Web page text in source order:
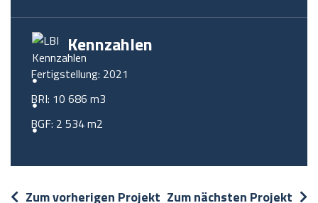
Kennzahlen
Fertigstellung: 2021
BRI: 10 686 m3
BGF: 2 534 m2
Zum vorherigen Projekt Zum nächsten Projekt